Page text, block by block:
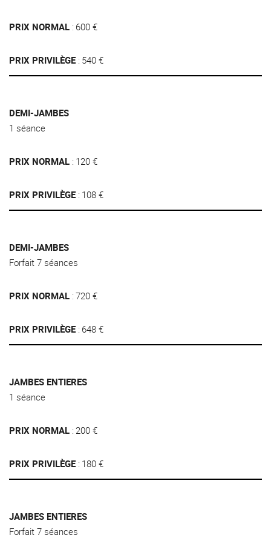
PRIX NORMAL 600 €
PRIX PRIVILÈGE 540 €
DEMI-JAMBES
1 séance
PRIX NORMAL 120 €
PRIX PRIVILÈGE 108 €
DEMI-JAMBES
Forfait 7 séances
PRIX NORMAL 720 €
PRIX PRIVILÈGE 648 €
JAMBES ENTIERES
1 séance
PRIX NORMAL 200 €
PRIX PRIVILÈGE 180 €
JAMBES ENTIERES
Forfait 7 séances